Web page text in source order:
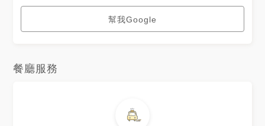
幫我Google
餐廳服務